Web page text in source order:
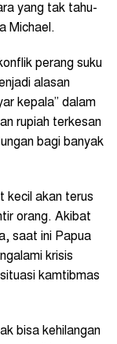
yang tak tahu-
Michael.
perang suku
alasan
kepala” dalam
rupiah terkesan
bagi banyak
kecil akan terus
orang. Akibat
saat ini Papua
krisis
kamtibmas
bisa kehilangan